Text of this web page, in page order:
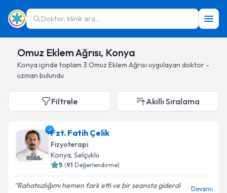
Doktor, klinik ara...
Omuz Eklem Ağrısı, Konya
Konya içinde toplam 3 Omuz Eklem Ağrısı uygulayan doktor -
uzman bulundu
Filtrele Akıllı Sıralama
Fzt. Fatih Çelik
Fizyoterapi
Konya, Selçuklu
5 (91 Değerlendirme)
Rahatsızlığımı hemen fark etti ve bir seansta giderdi
Devamı